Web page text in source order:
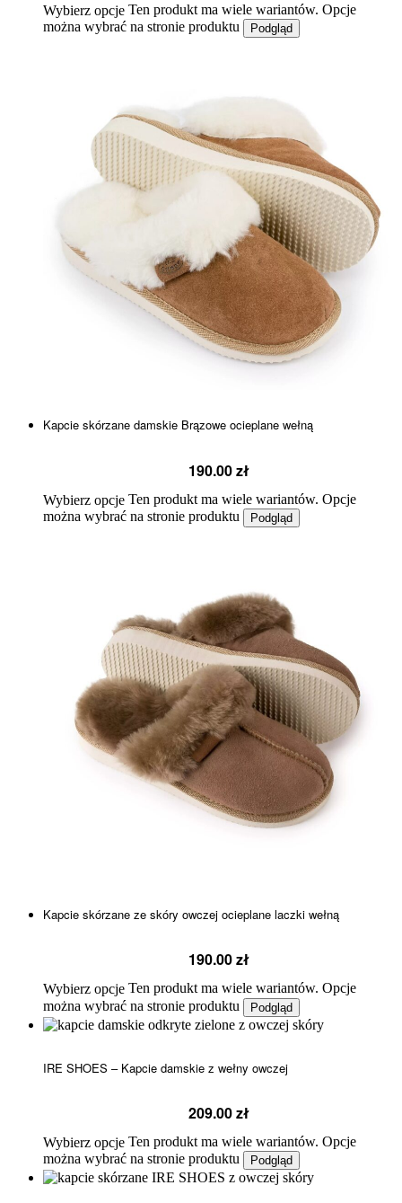
Wybierz opcje Ten produkt ma wiele wariantów. Opcje
można wybrać na stronie produktu
Podgląd
Kapcie skórzane damskie Brązowe ocieplane wełną
190.00zł
Wybierz opcje Ten produkt ma wiele wariantów. Opcje
można wybrać na stronie produktu
Podgląd
Kapcie skórzane ze skóry owczej ocieplane laczki wełną
190.00zł
Wybierz opcje Ten produkt ma wiele wariantów. Opcje
można wybrać na stronie produktu
Podgląd
IRE SHOES – Kapcie damskie z wełny owczej
209.00zł
Wybierz opcje Ten produkt ma wiele wariantów. Opcje
można wybrać na stronie produktu
Podgląd